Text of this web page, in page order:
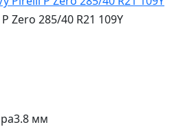
Zero 285/40 R21 109Y
3.8 мм